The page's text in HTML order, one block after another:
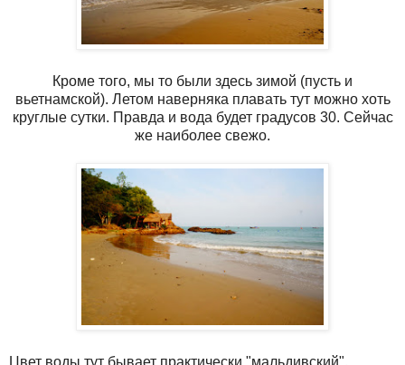
Кроме того, мы то были здесь зимой (пусть и
вьетнамской). Летом наверняка плавать тут можно хоть
круглые сутки. Правда и вода будет градусов 30. Сейчас
же наиболее свежо.
Цвет воды тут бывает практически "мальдивский",